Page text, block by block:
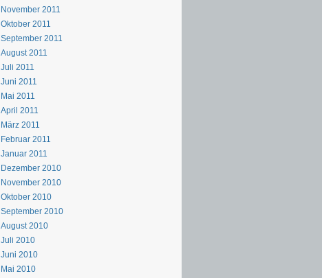
November 2011
Oktober 2011
September 2011
August 2011
Juli 2011
Juni 2011
Mai 2011
April 2011
März 2011
Februar 2011
Januar 2011
Dezember 2010
November 2010
Oktober 2010
September 2010
August 2010
Juli 2010
Juni 2010
Mai 2010